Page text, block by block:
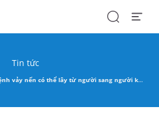
SearchOpen
Tin tức
vảy nến có thể lây từ người sang người không?